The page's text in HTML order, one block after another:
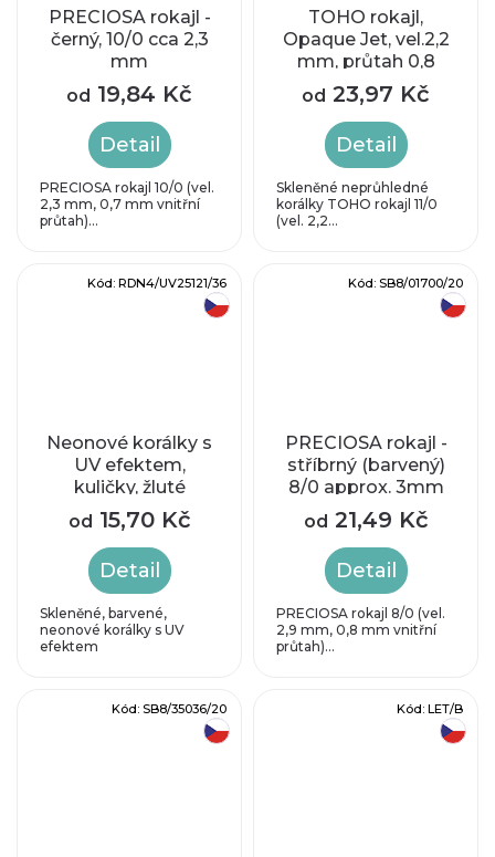
PRECIOSA rokajl -
černý, 10/0 cca 2,3
mm
od 19,84 Kč
Detail
PRECIOSA rokajl 10/0 (vel.
2,3 mm, 0,7 mm vnitřní
průtah)...
TOHO rokajl,
Opaque Jet, vel.2,2
mm, průtah 0,8
mm
od 23,97 Kč
Detail
Skleněné neprůhledné
korálky TOHO rokajl 11/0
(vel. 2,2...
Neonové korálky s
UV efektem,
kuličky, žluté
od 15,70 Kč
Detail
Skleněné, barvené,
neonové korálky s UV
efektem
Kód: RDN4/UV25121/36
PRECIOSA rokajl -
stříbrný (barvený)
8/0 approx. 3mm
od 21,49 Kč
Detail
PRECIOSA rokajl 8/0 (vel.
2,9 mm, 0,8 mm vnitřní
průtah)...
Kód: SB8/01700/20
Kód: SB8/35036/20 Kód: LET/B